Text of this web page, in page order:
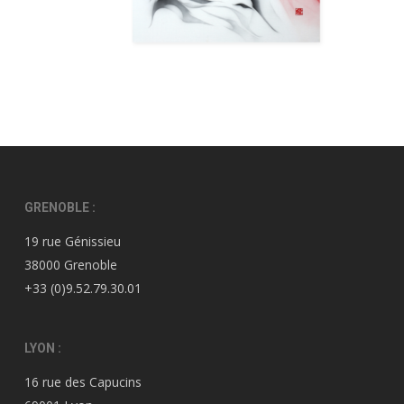
GRENOBLE :
19 rue Génissieu
38000 Grenoble
+33 (0)9.52.79.30.01
LYON :
16 rue des Capucins